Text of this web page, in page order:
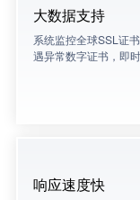
大数据支持
系统监控全球SSL证
遇异常数字证书，即
响应速度快